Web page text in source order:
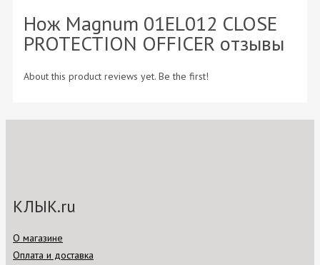
Нож Magnum 01EL012 CLOSE
PROTECTION OFFICER отзывы
About this product reviews yet. Be the first!
КЛЫК.ru
О магазине
Оплата и доставка